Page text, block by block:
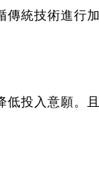
統技術進行
低投入意願。